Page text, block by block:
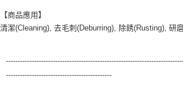
【商品應用】
清潔(Cleaning), 去毛刺(Deburring), 除銹(Rusting), 研
---------------------------------------------